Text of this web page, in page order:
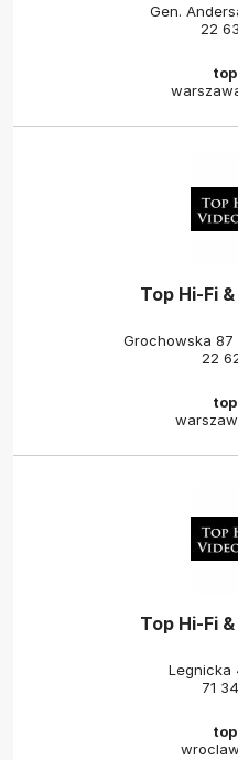
Gen.
22
Top Hi-Fi
Grochowska 87
22
Top Hi-Fi
Legnicka
71